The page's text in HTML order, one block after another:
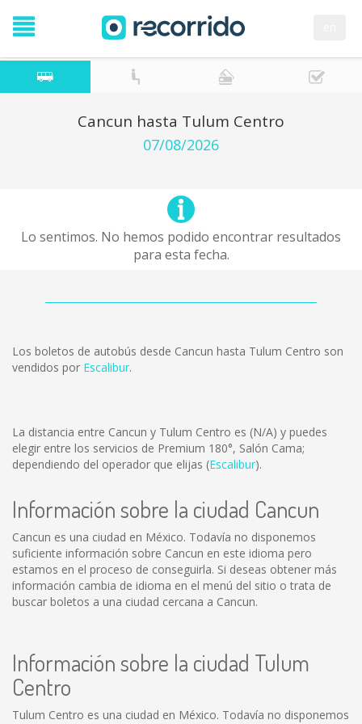
Cancun hasta Tulum Centro
07/08/2026
Lo sentimos. No hemos podido encontrar resultados
para esta fecha.
Los boletos de autobús desde Cancun hasta Tulum Centro son
vendidos por Escalibur.
La distancia entre Cancun y Tulum Centro es (N/A) y puedes
elegir entre los servicios de Premium 180°, Salón Cama;
dependiendo del operador que elijas (Escalibur).
Información sobre la ciudad Cancun
Cancun es una ciudad en México. Todavía no disponemos
suficiente información sobre Cancun en este idioma pero
estamos en el proceso de conseguirla. Si deseas obtener más
información cambia de idioma en el menú del sitio o trata de
buscar boletos a una ciudad cercana a Cancun.
Información sobre la ciudad Tulum
Centro
Tulum Centro es una ciudad en México. Todavía no disponemos